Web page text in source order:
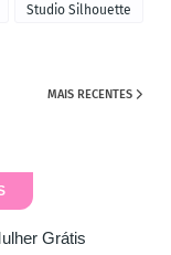
Studio Silhouette
MAIS RECENTES
Grátis